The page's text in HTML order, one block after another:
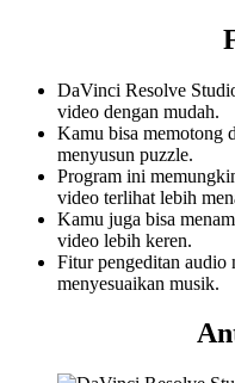
DaVinci Resolve
video dengan mudah.
Kamu bisa memotong
menyusun puzzle.
Program ini
video terlihat lebih
Kamu juga bisa
video lebih keren.
Fitur pengeditan audio
menyesuaikan musik.